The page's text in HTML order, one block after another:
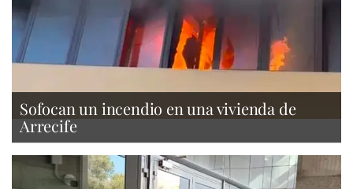
Sofocan un incendio en una vivienda de
Arrecife